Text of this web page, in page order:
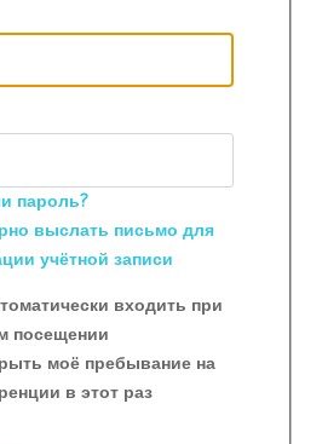
пароль?
выслать письмо для
учётной записи
входить при
посещении
моё пребывание на
в этот раз